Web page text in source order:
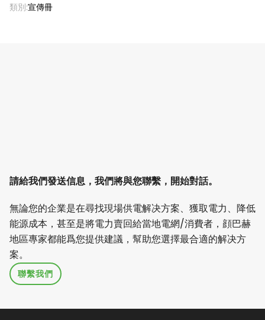
類別:宣傳冊
請給我們發送信息，我們將與您聯繫，開始對話。
無論您的企業是在尋找現場供電解决方案、獲取電力、降低
能源成本，甚至是將電力賣回給當地電網/消費者，顔巴赫
地區專家都能爲您提供建議，幫助您選擇最合適的解决方
案。
聯繫我們